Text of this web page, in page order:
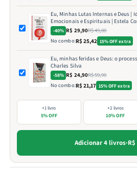
Eu, Minhas Lutas Internas e Deus |
Emocionais e Espirituais | Estela
-40% R$ 29,90R$ 49,80
No combo:R$ 25,42 15% OFF extra
Eu, minhas feridas e Deus: o
Charles Silva
-58% R$ 24,90R$ 59,90
No combo:R$ 21,17 15% OFF extra
+1 livro
5% OFF
+2 livros
10% OFF
Adicionar 4 livros·